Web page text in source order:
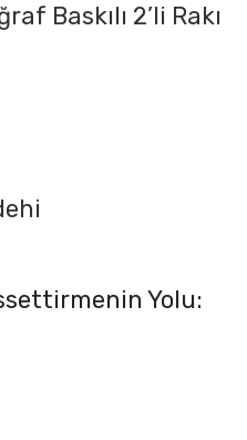
Baskılı 2’li Rakı
Yolu: